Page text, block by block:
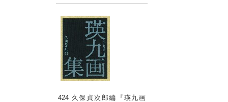
424 久保貞次郎編『瑛九画